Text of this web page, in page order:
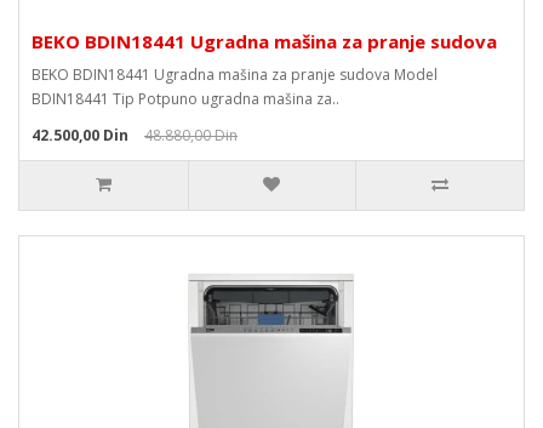
BEKO BDIN18441 Ugradna mašina za pranje sudova
BEKO BDIN18441 Ugradna mašina za pranje sudova Model
BDIN18441 Tip Potpuno ugradna mašina za..
42.500,00 Din
48.880,00 Din